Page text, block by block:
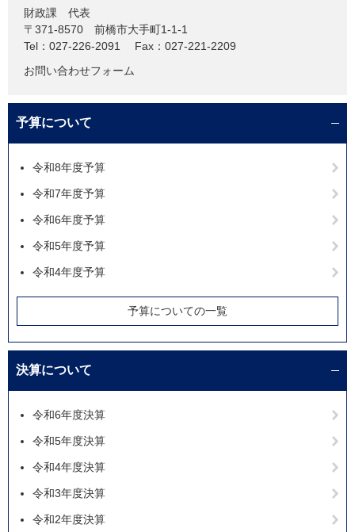
財政課
代表
〒371-8570
前橋市大手町1-1-1
Tel：027-226-2091
Fax：027-221-2209
お問い合わせフォーム
予算について
令和8年度予算
令和7年度予算
令和6年度予算
令和5年度予算
令和4年度予算
予算についての一覧
決算について
令和6年度決算
令和5年度決算
令和4年度決算
令和3年度決算
令和2年度決算